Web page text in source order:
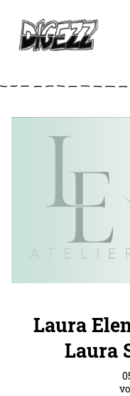
Laura
Laura